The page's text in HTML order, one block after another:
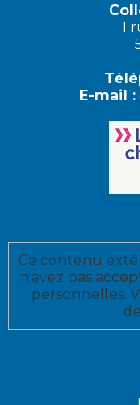
1
E-mail :
Ce contenu
n'avez pas
personnelles.